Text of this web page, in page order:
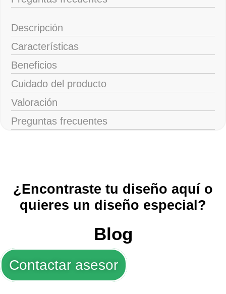
Descripción
Características
Beneficios
Cuidado del producto
Valoración
Preguntas frecuentes
¿Encontraste tu diseño aquí o
quieres un diseño especial?
Blog
Contactar asesor